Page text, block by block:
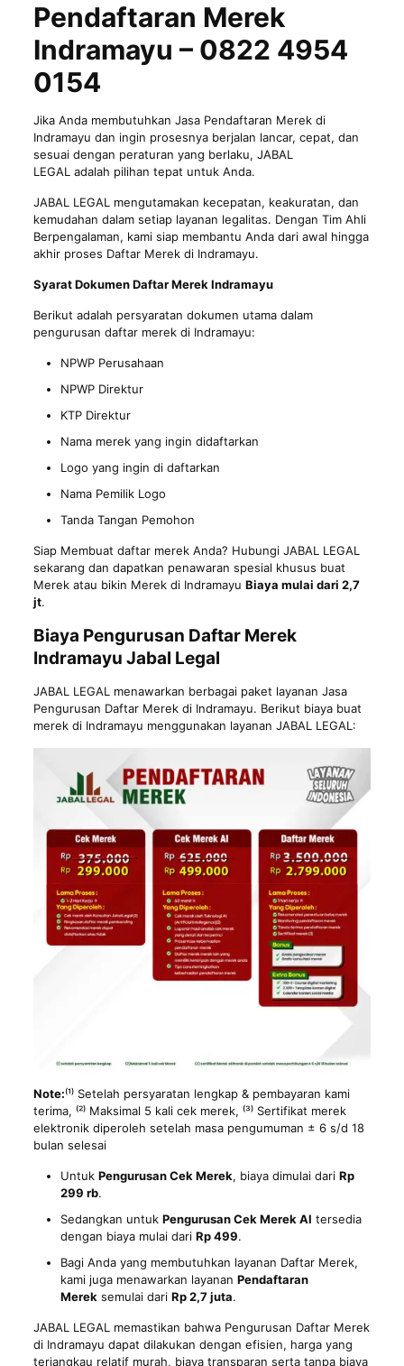
Pendaftaran Merek
Indramayu – 0822 4954
0154
Jika Anda membutuhkan Jasa Pendaftaran Merek di
Indramayu dan ingin prosesnya berjalan lancar, cepat, dan
sesuai dengan peraturan yang berlaku, JABAL
LEGAL adalah pilihan tepat untuk Anda.
JABAL LEGAL mengutamakan kecepatan, keakuratan, dan
kemudahan dalam setiap layanan legalitas. Dengan Tim Ahli
Berpengalaman, kami siap membantu Anda dari awal hingga
akhir proses Daftar Merek di Indramayu.
Syarat Dokumen Daftar Merek Indramayu
Berikut adalah persyaratan dokumen utama dalam
pengurusan daftar merek di Indramayu:
NPWP Perusahaan
NPWP Direktur
KTP Direktur
Nama merek yang ingin didaftarkan
Logo yang ingin di daftarkan
Nama Pemilik Logo
Tanda Tangan Pemohon
Siap Membuat daftar merek Anda? Hubungi JABAL LEGAL
sekarang dan dapatkan penawaran spesial khusus buat
Merek atau bikin Merek di Indramayu Biaya mulai dari 2,7
jt.
Biaya Pengurusan Daftar Merek
Indramayu Jabal Legal
JABAL LEGAL menawarkan berbagai paket layanan Jasa
Pengurusan Daftar Merek di Indramayu. Berikut biaya buat
merek di Indramayu menggunakan layanan JABAL LEGAL:
Note:⁽¹⁾ Setelah persyaratan lengkap & pembayaran kami
terima, ⁽²⁾ Maksimal 5 kali cek merek, ⁽³⁾ Sertifikat merek
elektronik diperoleh setelah masa pengumuman ± 6 s/d 18
bulan selesai
Untuk Pengurusan Cek Merek, biaya dimulai dari Rp
299 rb.
Sedangkan untuk Pengurusan Cek Merek AI tersedia
dengan biaya mulai dari Rp 499.
Bagi Anda yang membutuhkan layanan Daftar Merek,
kami juga menawarkan layanan Pendaftaran
Merek semulai dari Rp 2,7 juta.
JABAL LEGAL memastikan bahwa Pengurusan Daftar Merek
di Indramayu dapat dilakukan dengan efisien, harga yang
terjangkau relatif murah, biaya transparan serta tanpa biaya